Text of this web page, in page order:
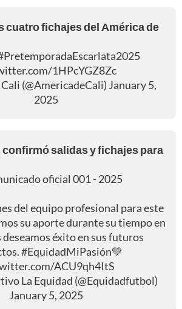
cuatro fichajes del América de
1HPcYGZ8Zc
(@AmericadeCali) January 5,
2025
confirmó salidas y fichajes para
oficial 001 - 2025
del equipo profesional para este
su aporte durante su tiempo en
deseamos éxito en sus futuros
#EquidadMiPasión💚
ACU9qh4ItS
La Equidad (@Equidadfutbol)
January 5, 2025